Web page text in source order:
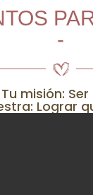
-
Tu misión: Ser
Lograr